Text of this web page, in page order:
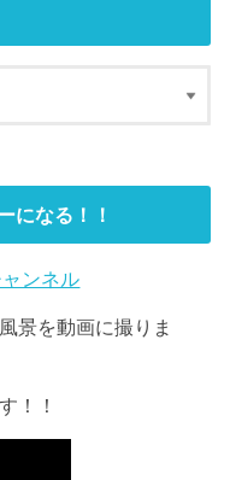
になる！！
ンネル
景を動画に撮りま
！！